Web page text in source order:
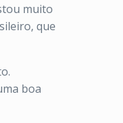
muito
que
boa